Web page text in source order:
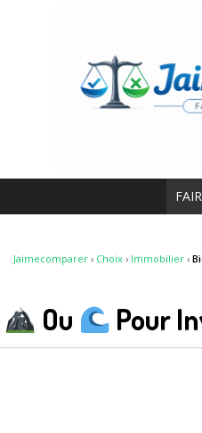
Jaimecomparer › Choix › Immobilier ›
Ou Pour